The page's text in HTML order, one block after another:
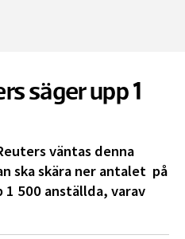
säger upp 1
väntas denna
ska skära ner antalet på
1 500 anställda, varav